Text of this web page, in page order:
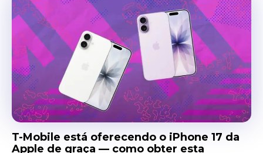
T-Mobile está oferecendo o iPhone 17 da
Apple de graça — como obter esta